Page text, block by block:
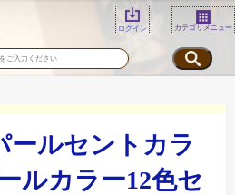
ログイン カテゴリメニュー
ルセントカラ
ルカラー12色セ